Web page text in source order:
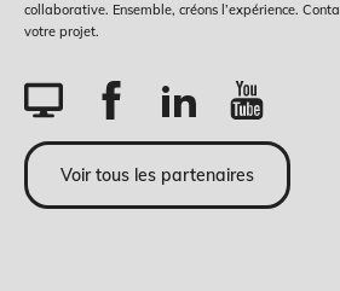
collaborative. Ensemble, créons l’expérience.
votre projet.
Voir tous les partenaires